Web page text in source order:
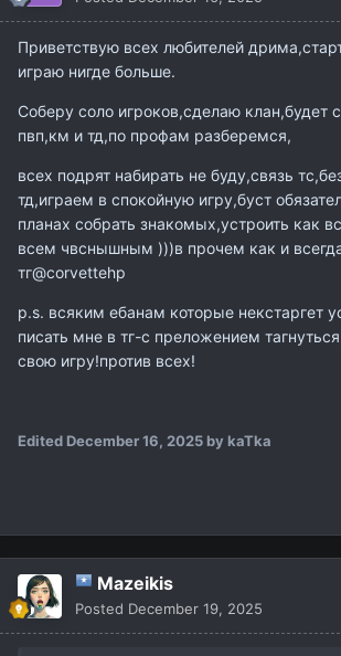
Приветствую всех любителей
играю нигде больше.
Соберу соло игроков,сделаю клан,будет
пвп,км и тд,по профам разберемся,
всех подрят набирать не буду,связь
тд,играем в спокойную игру,буст
планах собрать знакомых,устроить как
всем чвснышным )))в прочем как и
тг@corvettehp
p.s. всяким ебанам которые некстаргет
писать мне в тг-с преложением
свою игру!против всех!
Edited December 16, 2025 by kaTka
Mazeikis
Posted December 19, 2025